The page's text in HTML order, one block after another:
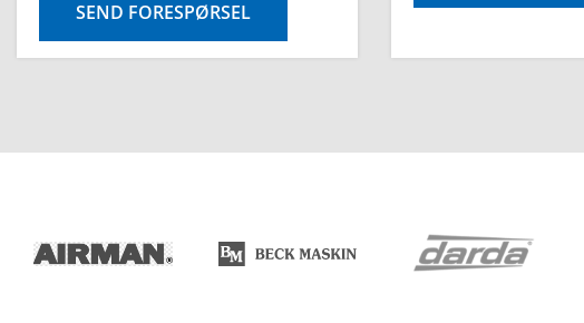
SEND FORESPØRSEL